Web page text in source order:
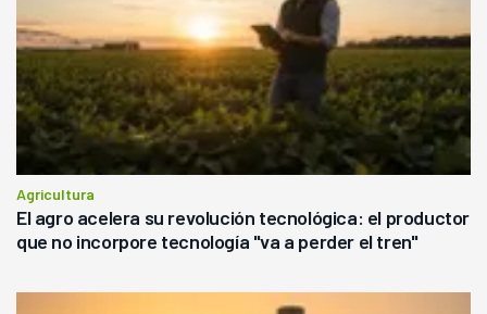
Agricultura
El agro acelera su revolución tecnológica: el productor
que no incorpore tecnología "va a perder el tren"